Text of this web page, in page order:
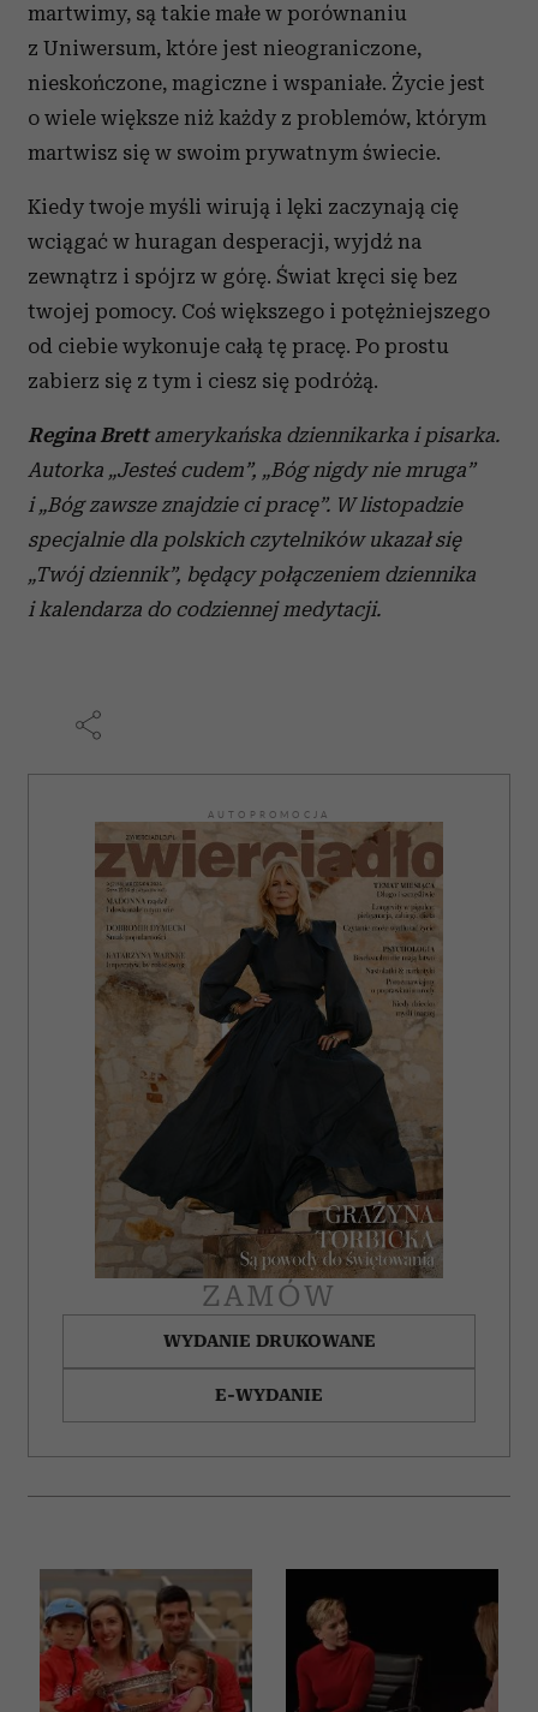
martwimy, są takie małe w porównaniu
z Uniwersum, które jest nieograniczone,
nieskończone, magiczne i wspaniałe. Życie jest
o wiele większe niż każdy z problemów, którym
martwisz się w swoim prywatnym świecie.
Kiedy twoje myśli wirują i lęki zaczynają cię
wciągać w huragan desperacji, wyjdź na
zewnątrz i spójrz w górę. Świat kręci się bez
twojej pomocy. Coś większego i potężniejszego
od ciebie wykonuje całą tę pracę. Po prostu
zabierz się z tym i ciesz się podróżą.
Regina Brettamerykańska dziennikarka i pisarka.
Autorka „Jesteś cudem”, „Bóg nigdy nie mruga”
i „Bóg zawsze znajdzie ci pracę”. W listopadzie
specjalnie dla polskich czytelników ukazał się
„Twój dziennik”, będący połączeniem dziennika
i kalendarza do codziennej medytacji.
AUTOPROMOCJA
ZAMÓW
WYDANIE DRUKOWANE
E-WYDANIE